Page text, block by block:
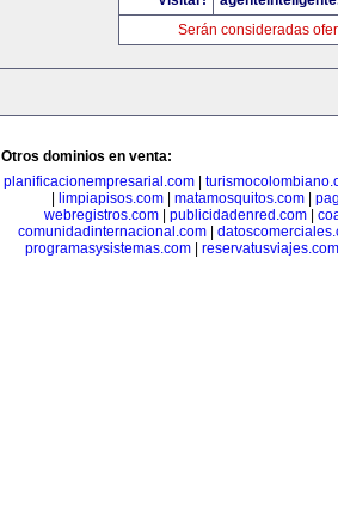
Serán consideradas
Otros dominios en venta:
planificacionempresarial.com
limpiapisos.com| matamosquitos.com|
webregistros.com| publicidadenred.com|
comunidadinternacional.com
programasysistemas.com
reservatusviajes.com